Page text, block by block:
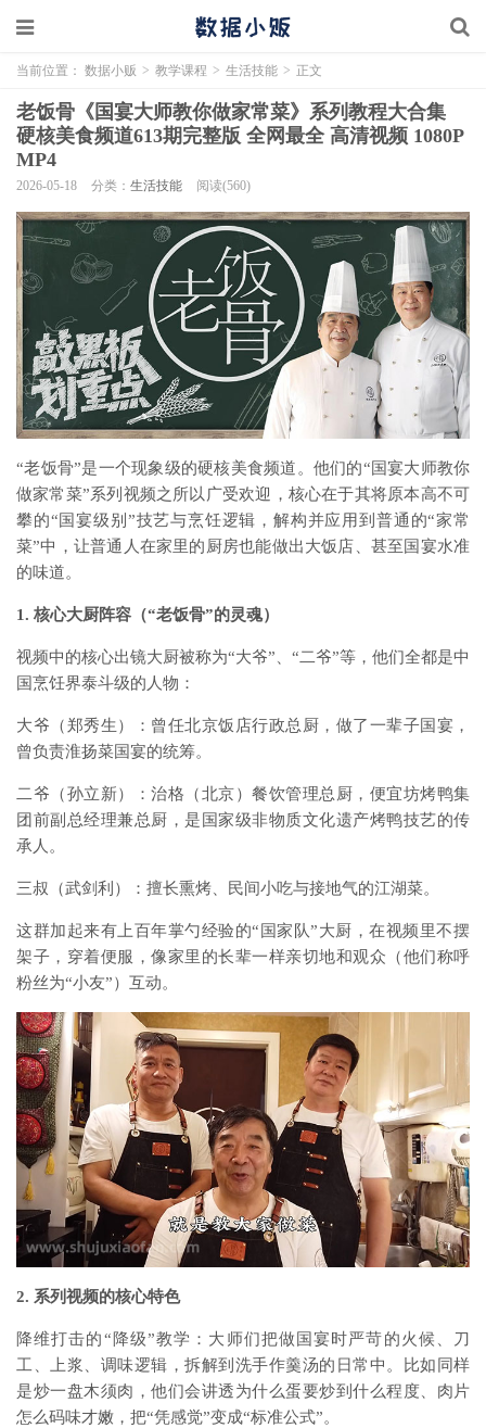
当前位置： 数据小贩 > 教学课程 > 生活技能 > 正文
老饭骨《国宴大师教你做家常菜》系列教程大合集
硬核美食频道613期完整版 全网最全 高清视频 1080P
MP4
2026-05-18 分类： 生活技能 阅读(560)
“老饭骨”是一个现象级的硬核美食频道。他们的“国宴大师教你
做家常菜”系列视频之所以广受欢迎，核心在于其将原本高不可
攀的“国宴级别”技艺与烹饪逻辑，解构并应用到普通的“家常
菜”中，让普通人在家里的厨房也能做出大饭店、甚至国宴水准
的味道。
1. 核心大厨阵容（“老饭骨”的灵魂）
视频中的核心出镜大厨被称为“大爷”、“二爷”等，他们全都是中
国烹饪界泰斗级的人物：
大爷（郑秀生）：曾任北京饭店行政总厨，做了一辈子国宴，
曾负责淮扬菜国宴的统筹。
二爷（孙立新）：治格（北京）餐饮管理总厨，便宜坊烤鸭集
团前副总经理兼总厨，是国家级非物质文化遗产烤鸭技艺的传
承人。
三叔（武剑利）：擅长熏烤、民间小吃与接地气的江湖菜。
这群加起来有上百年掌勺经验的“国家队”大厨，在视频里不摆
架子，穿着便服，像家里的长辈一样亲切地和观众（他们称呼
粉丝为“小友”）互动。
2. 系列视频的核心特色
降维打击的“降级”教学：大师们把做国宴时严苛的火候、刀
工、上浆、调味逻辑，拆解到洗手作羹汤的日常中。比如同样
是炒一盘木须肉，他们会讲透为什么蛋要炒到什么程度、肉片
怎么码味才嫩，把“凭感觉”变成“标准公式”。